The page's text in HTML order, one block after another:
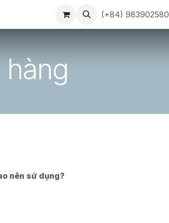
Liên hệ (+84) 983902580
nên sử dụng?